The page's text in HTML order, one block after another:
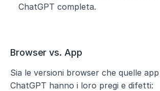
ChatGPT completa.
Browser vs. App
Sia le versioni browser che quelle
ChatGPT hanno i loro pregi e difetti: